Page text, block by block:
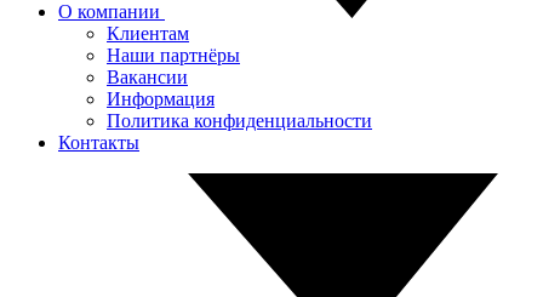
О компании
Клиентам
Наши партнёры
Вакансии
Информация
Политика конфиденциальности
Контакты